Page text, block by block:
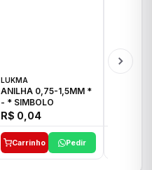
LUKMA
ANILHA 0,75-1,5MM *
- * SIMBOLO
R$ 0,04
Carrinho Pedir